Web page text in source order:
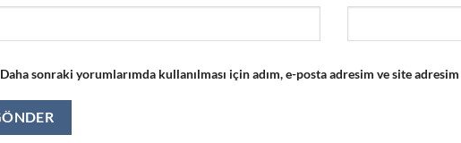
Daha sonraki yorumlarımda kullanılması için adım, e-posta adresim ve site